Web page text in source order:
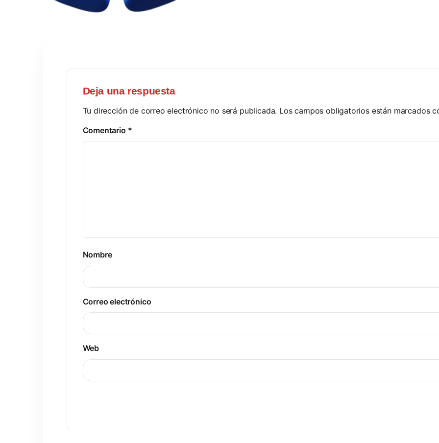
Deja una respuesta
Tu dirección de correo electrónico no será publicada. Los campos obligatorios están marcados
Comentario *
Nombre
Correo electrónico
Web